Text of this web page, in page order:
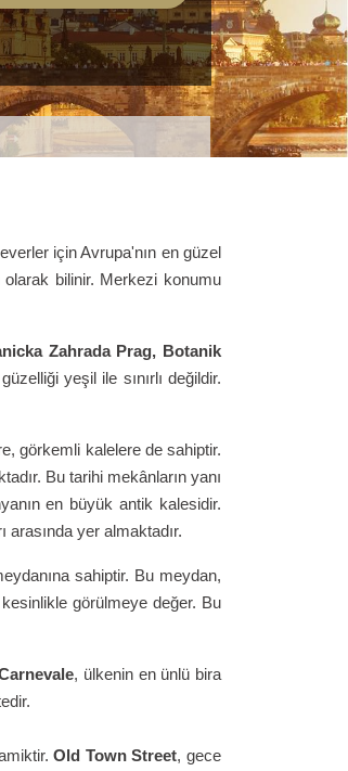
için Avrupa'nın en güzel
olarak bilinir. Merkezi konumu
Zahrada Prag, Botanik
yeşil ile sınırlı değildir.
görkemli kalelere de sahiptir.
Bu tarihi mekânların yanı
en büyük antik kalesidir.
yer almaktadır.
sahiptir. Bu meydan,
görülmeye değer. Bu
, ülkenin en ünlü bira
Old Town Street, gece